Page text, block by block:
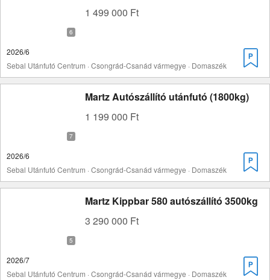
1 499 000 Ft
2026/6
Sebal Utánfutó Centrum · Csongrád-Csanád vármegye · Domaszék
Martz Autószállító utánfutó (1800kg)
1 199 000 Ft
2026/6
Sebal Utánfutó Centrum · Csongrád-Csanád vármegye · Domaszék
Martz Kippbar 580 autószállító 3500kg
3 290 000 Ft
2026/7
Sebal Utánfutó Centrum · Csongrád-Csanád vármegye · Domaszék